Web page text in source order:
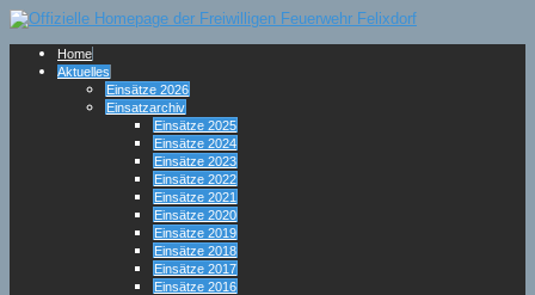
Home
Aktuelles
Einsätze 2026
Einsatzarchiv
Einsätze 2025
Einsätze 2024
Einsätze 2023
Einsätze 2022
Einsätze 2021
Einsätze 2020
Einsätze 2019
Einsätze 2018
Einsätze 2017
Einsätze 2016